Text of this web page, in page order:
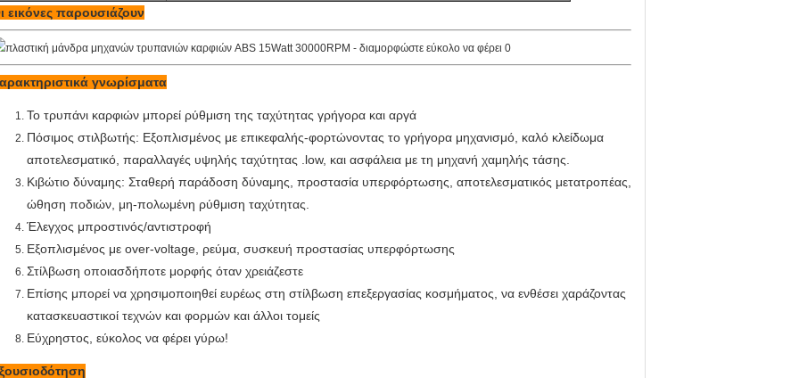
εικόνες παρουσιάζουν
γνωρίσματα
Το τρυπάνι καρφιών μπορεί ρύθμιση της ταχύτητας γρήγορα και αργά
Πόσιμος στιλβωτής: Εξοπλισμένος με επικεφαλής-φορτώνοντας το γρήγορα μηχανισμό, καλό κλείδωμα
αποτελεσματικό, παραλλαγές υψηλής ταχύτητας .low, και ασφάλεια με τη μηχανή χαμηλής τάσης.
Κιβώτιο δύναμης: Σταθερή παράδοση δύναμης, προστασία υπερφόρτωσης, αποτελεσματικός μετατροπέας,
ώθηση ποδιών, μη-πολωμένη ρύθμιση ταχύτητας.
Έλεγχος μπροστινός/αντιστροφή
Εξοπλισμένος με over-voltage, ρεύμα, συσκευή προστασίας υπερφόρτωσης
Στίλβωση οποιασδήποτε μορφής όταν χρειάζεστε
Επίσης μπορεί να χρησιμοποιηθεί ευρέως στη στίλβωση επεξεργασίας κοσμήματος, να ενθέσει χαράζοντας
κατασκευαστικοί τεχνών και φορμών και άλλοι τομείς
Εύχρηστος, εύκολος να φέρει γύρω!